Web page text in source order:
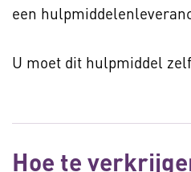
een
U moet dit hulpmiddel
Hoe te